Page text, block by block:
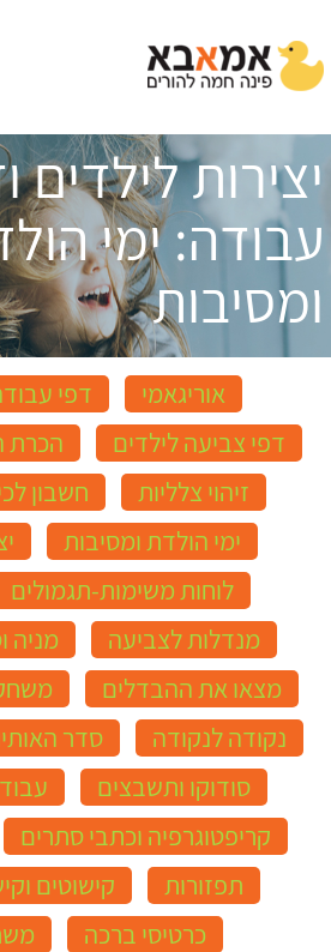
יצירות לילדים
עבודה: ימי
ומסיבות
אוריגאמי
דפי
דפי צביעה לילדים
הכרת
זיהוי צלליות
חשבון
ימי הולדת ומסיבות
לוחות משימות-תגמולים
מנדלות לצביעה
מניה
מצאו את ההבדלים
נקודה לנקודה
סדר
סודוקו ותשבצים
קריפטוגרפיה וכתבי סתרים
תפזורות
קישוטים
כרטיסי ברכה